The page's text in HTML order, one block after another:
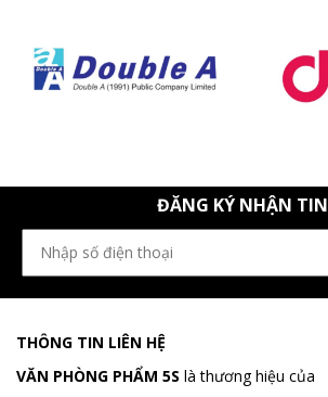
ĐĂNG KÝ NHẬN TIN
THÔNG TIN LIÊN HỆ
VĂN PHÒNG PHẨM 5S là thương hiệu của